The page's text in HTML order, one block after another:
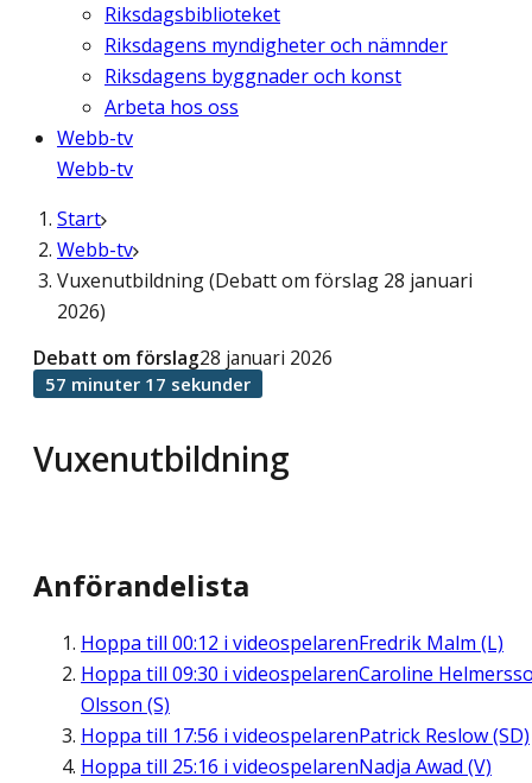
Riksdagsbiblioteket
Riksdagens myndigheter och nämnder
Riksdagens byggnader och konst
Arbeta hos oss
Webb-tv
Webb-tv
Start
Webb-tv
Vuxenutbildning (Debatt om förslag 28 januari
2026)
Vuxenutbildning
Debatt om förslag28 januari 2026
57 minuter 17 sekunder
Anförandelista
Hoppa till 00:12 i videospelarenFredrik Malm (L)
Hoppa till 09:30 i videospelarenCaroline
Olsson (S)
Hoppa till 17:56 i videospelarenPatrick Reslow (SD)
Hoppa till 25:16 i videospelarenNadja Awad (V)